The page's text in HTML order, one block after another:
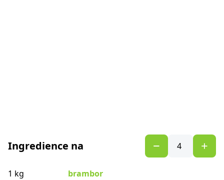
Ingredience na
1 kg
brambor